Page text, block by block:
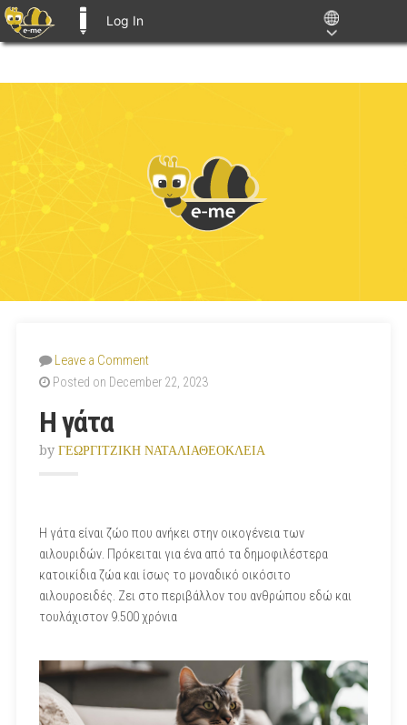
Log In
Leave a Comment
Posted on December 22, 2023
Η γάτα
by ΓΕΩΡΓΙΤΖΙΚΗ ΝΑΤΑΛΙΑΘΕΟΚΛΕΙΑ
Η γάτα είναι ζώο που ανήκει στην οικογένεια των
αιλουριδών. Πρόκειται για ένα από τα δημοφιλέστερα
κατοικίδια ζώα και ίσως το μοναδικό οικόσιτο
αιλουροειδές. Ζει στο περιβάλλον του ανθρώπου εδώ και
τουλάχιστον 9.500 χρόνια